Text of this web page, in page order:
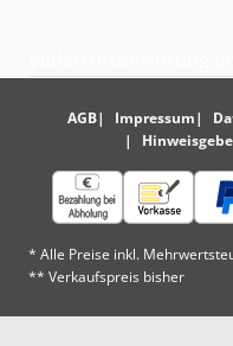
AGB Impressum
* Alle Preise inkl.
** Verkaufspreis bisher